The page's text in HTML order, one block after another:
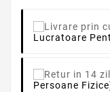
Lucratoare
Persoane